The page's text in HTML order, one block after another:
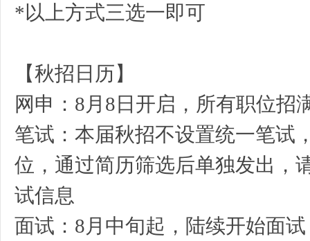
*以上方式三选一即可
【秋招日历】
网申：8月8日开启，所有职位招
笔试：本届秋招不设置统一笔试
位，通过简历筛选后单独发出，
试信息
面试：8月中旬起，陆续开始面